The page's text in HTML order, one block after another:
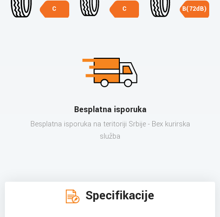
C C B(72dB)
Besplatna isporuka
Besplatna isporuka na teritoriji Srbije - Bex kurirska
služba
Specifikacije